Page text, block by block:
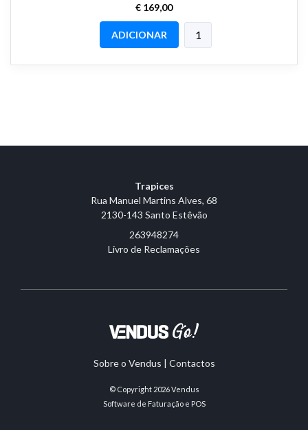
€ 169,00
ADICIONAR
Trapices
Rua Manuel Martins Alves, 68
2130-143 Santo Estêvão
263948274
Livro de Reclamações
Sobre o Vendus | Contactos
© Copyright 2026Vendus
Software de Faturação e POS